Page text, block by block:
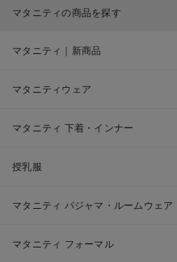
マタニティの商品を探す
マタニティ｜新商品
マタニティウェア
マタニティ 下着・インナー
授乳服
マタニティ パジャマ・ルームウェア
マタニティ フォーマル